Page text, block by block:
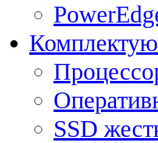
SSD